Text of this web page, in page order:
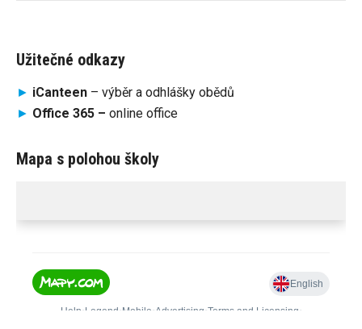
Užitečné odkazy
► iCanteen – výběr a odhlášky obědů
► Office 365 – online office
Mapa s polohou školy